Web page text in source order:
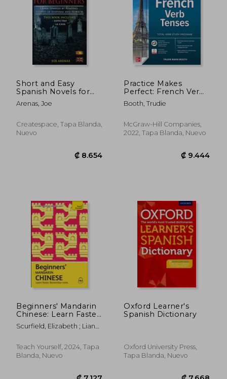
₡ 12.949
Short and Easy
Spanish Novels for
Beginners (Bilingual
Edition: Spanish-
Spanish by Reading
Stories of Suspense
Arenas, Joe
Createspace, Tapa Blanda,
Nuevo
Practice Makes
Perfect: French Verb
Tenses, Premium
Fourth Edition (en
Booth, Trudie
McGraw-Hill Companies,
2022, Tapa Blanda, Nuevo
Beginners' Mandarin
Chinese: Learn Faster.
Remember More. (en
Inglés)
Scurfield, Elizabeth ; Lianyi,
Teach Yourself, 2024, Tapa
Blanda, Nuevo
Oxford Learner's
Spanish Dictionary
Oxford University Press,
Tapa Blanda, Nuevo